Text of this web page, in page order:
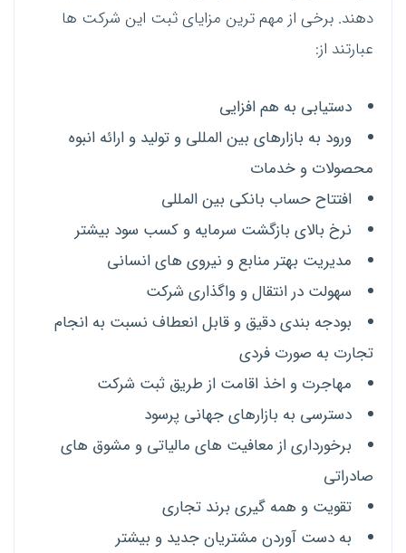
دهند. برخی از مهم ترین مزایای ثبت این شرکت ها
عبارتند از:
دستیابی به هم افزایی
ورود به بازارهای بین المللی و تولید و ارائه انبوه
محصولات و خدمات
افتتاح حساب بانکی بین المللی
نرخ بالای بازگشت سرمایه و کسب سود بیشتر
مدیریت بهتر منابع و نیروی های انسانی
سهولت در انتقال و واگذاری شرکت
بودجه بندی دقیق و قابل انعطاف نسبت به انجام
تجارت به صورت فردی
مهاجرت و اخذ اقامت از طریق ثبت شرکت
دسترسی به بازارهای جهانی پرسود
برخورداری از معافیت های مالیاتی و مشوق های
صادراتی
تقویت و همه گیری برند تجاری
به دست آوردن مشتریان جدید و بیشتر